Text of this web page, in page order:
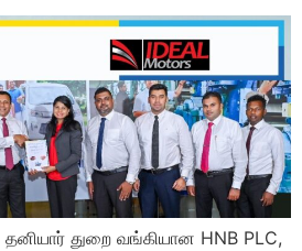
துறை வங்கியான HNB PLC,